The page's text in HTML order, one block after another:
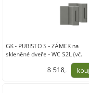
GK - PURISTO S - ZÁMEK na
skleněné dveře - WC S2L (vč.
závěsů)
8 518,-